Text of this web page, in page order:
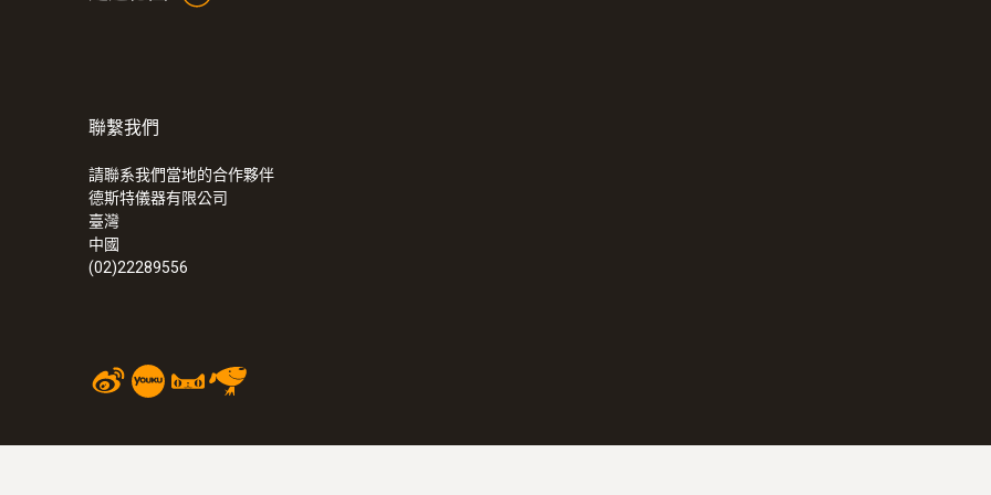
聯繫我們
請聯系我們當地的合作夥伴
德斯特儀器有限公司
臺灣
中國
(02)22289556